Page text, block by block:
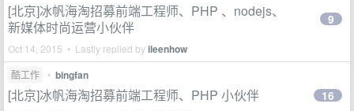
[北京]冰帆海淘招募前端工程师、PHP 、nodejs、
新媒体时尚运营小伙伴
Oct 14, 2015 • Lastly replied byileenhow
9
酷工作 • bingfan
[北京]冰帆海淘招募前端工程师、PHP 小伙伴 16